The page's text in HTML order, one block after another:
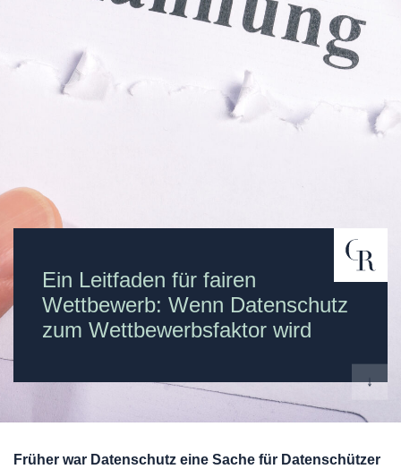
Ein Leitfaden für fairen
Wettbewerb: Wenn Datenschutz
zum Wettbewerbsfaktor wird
↓
Früher war Datenschutz eine Sache für Datenschützer